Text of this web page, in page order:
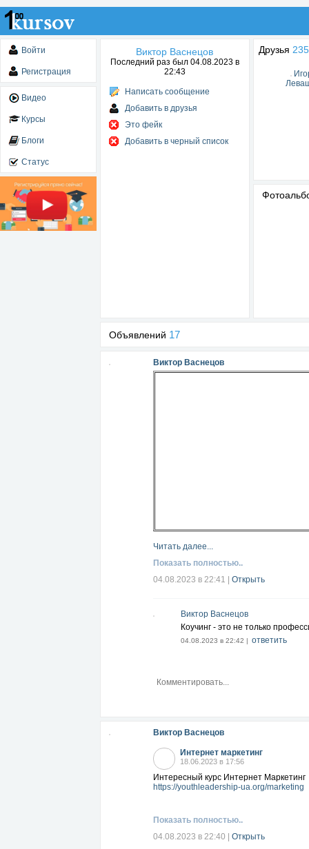
Войти
Регистрация
Видео
Курсы
Блоги
Статус
Виктор Васнецов
Последний раз был 04.08.2023 в
22:43
Написать сообщение
Добавить в друзья
Это фейк
Добавить в черный список
Друзья 235
Объявлений 17
Виктор Васнецов
Читать далее...
Показать полностью..
04.08.2023 в 22:41
Открыть
Виктор Васнецов
Коучинг - это не только
04.08.2023 в 22:42 | ответить
Виктор Васнецов
Интернет маркетинг
18.06.2023 в 17:56
Интересный курс Интернет Маркетинг
https://youthleadership-ua.org/marketing
Показать полностью..
04.08.2023 в 22:40
Открыть